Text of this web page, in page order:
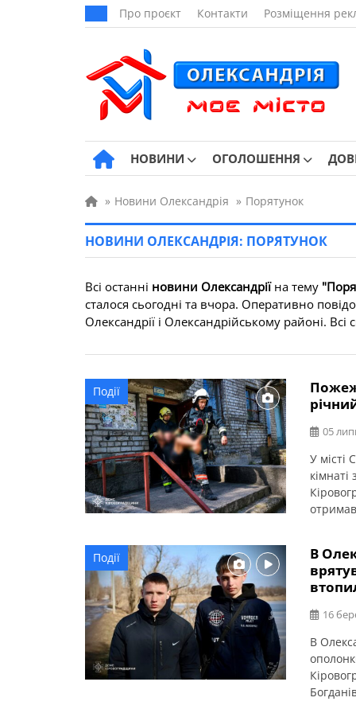
Про проєкт Контакти Розміщення
НОВИНИ ОГОЛОШЕННЯ
» Новини Олександрія » Порятунок
НОВИНИ ОЛЕКСАНДРІЯ: ПОРЯТУНОК
Всі останні новини Олександріїна тему
сталося сьогодні та вчора. Оперативно
Олександрії і Олександрійському районі. Всі
Події
05
У місті
Події
В
16
В